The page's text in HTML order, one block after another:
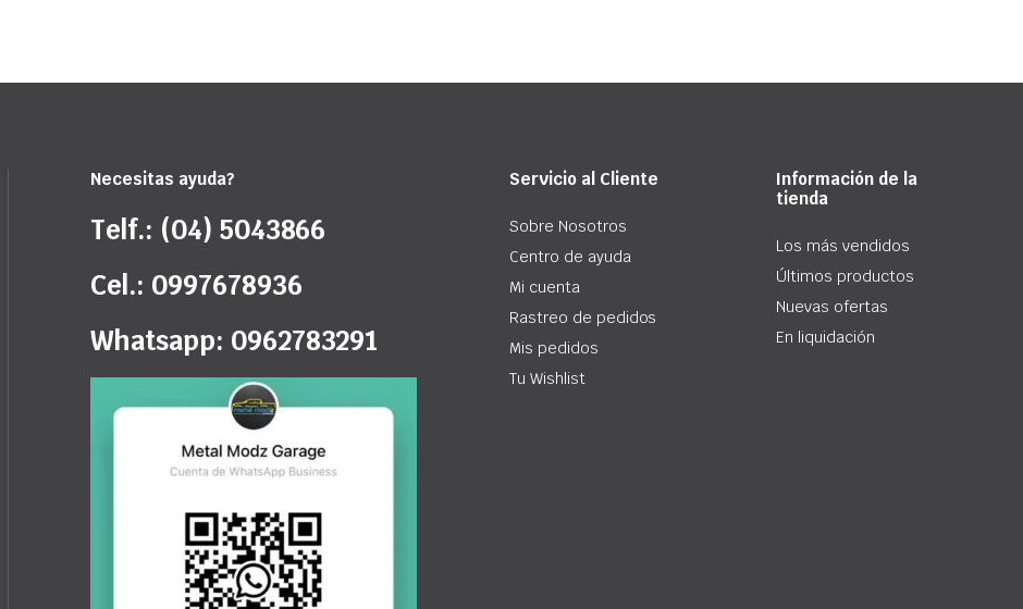
Necesitas ayuda?
Telf.: (04) 5043866
Cel.: 0997678936
Whatsapp: 0962783291
Servicio al Cliente
Sobre Nosotros
Centro de ayuda
Mi cuenta
Rastreo de pedidos
Mis pedidos
Tu Wishlist
Información de la
tienda
Los más vendidos
Últimos productos
Nuevas ofertas
En liquidación